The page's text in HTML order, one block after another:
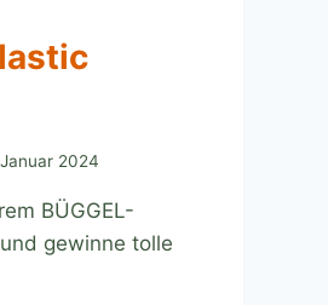
2024
BÜGGEL-
gewinne tolle